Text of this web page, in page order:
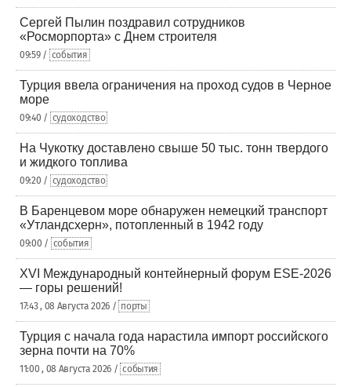
Сергей Пылин поздравил сотрудников
«Росморпорта» с Днем строителя
09:59 / события
Турция ввела ограничения на проход судов в Черное
море
09:40 / судоходство
На Чукотку доставлено свыше 50 тыс. тонн твердого
и жидкого топлива
09:20 / судоходство
В Баренцевом море обнаружен немецкий транспорт
«Утландсхерн», потопленный в 1942 году
09:00 / события
XVI Международный контейнерный форум ESE-2026
— горы решений!
17:43 , 08 Августа 2026 / порты
Турция с начала года нарастила импорт российского
зерна почти на 70%
11:00 , 08 Августа 2026 / события